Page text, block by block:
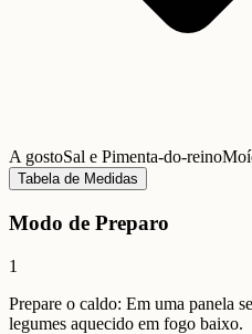
A gostoSal e Pimenta-do-reino
Tabela de Medidas
Modo de Preparo
1
Prepare o caldo: Em uma panela
legumes aquecido em fogo baixo.